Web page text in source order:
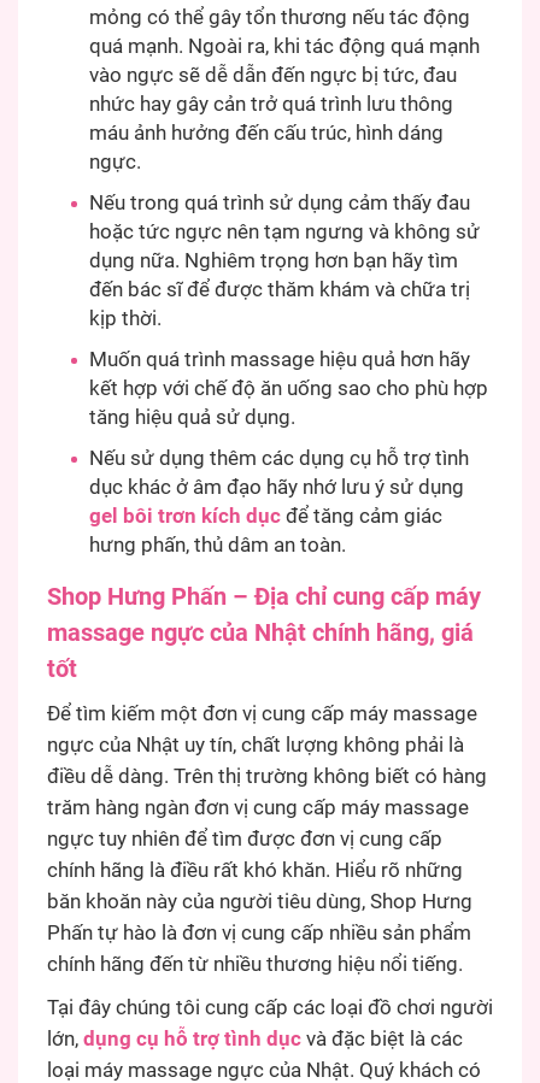
mỏng có thể gây tổn thương nếu tác động
quá mạnh. Ngoài ra, khi tác động quá mạnh
vào ngực sẽ dễ dẫn đến ngực bị tức, đau
nhức hay gây cản trở quá trình lưu thông
máu ảnh hưởng đến cấu trúc, hình dáng
ngực.
Nếu trong quá trình sử dụng cảm thấy đau
hoặc tức ngực nên tạm ngưng và không sử
dụng nữa. Nghiêm trọng hơn bạn hãy tìm
đến bác sĩ để được thăm khám và chữa trị
kịp thời.
Muốn quá trình massage hiệu quả hơn hãy
kết hợp với chế độ ăn uống sao cho phù hợp
tăng hiệu quả sử dụng.
Nếu sử dụng thêm các dụng cụ hỗ trợ tình
dục khác ở âm đạo hãy nhớ lưu ý sử dụng
gel bôi trơn kích dục để tăng cảm giác
hưng phấn, thủ dâm an toàn.
Shop Hưng Phấn – Địa chỉ cung cấp máy
massage ngực của Nhật chính hãng, giá
tốt
Để tìm kiếm một đơn vị cung cấp máy massage
ngực của Nhật uy tín, chất lượng không phải là
điều dễ dàng. Trên thị trường không biết có hàng
trăm hàng ngàn đơn vị cung cấp máy massage
ngực tuy nhiên để tìm được đơn vị cung cấp
chính hãng là điều rất khó khăn. Hiểu rõ những
băn khoăn này của người tiêu dùng, Shop Hưng
Phấn tự hào là đơn vị cung cấp nhiều sản phẩm
chính hãng đến từ nhiều thương hiệu nổi tiếng.
Tại đây chúng tôi cung cấp các loại đồ chơi người
lớn, dụng cụ hỗ trợ tình dục và đặc biệt là các
loại máy massage ngực của Nhật. Quý khách có